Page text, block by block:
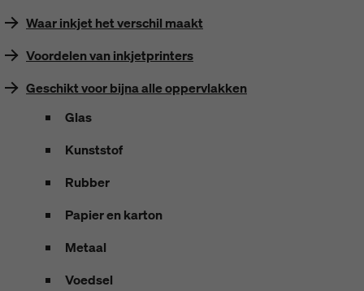
Waar inkjet het verschil maakt
Voordelen van inkjetprinters
Geschikt voor bijna alle oppervlakken
Glas
Kunststof
Rubber
Papier en karton
Metaal
Voedsel